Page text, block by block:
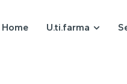
Home U.ti.farma